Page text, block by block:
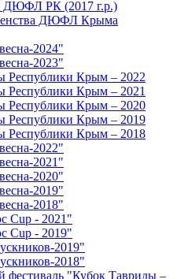
ДЮФЛ РК (2017 г.р.)
ДЮФЛ Крыма
2024"
2023"
Республики Крым – 2022
Республики Крым – 2021
Республики Крым – 2020
Республики Крым – 2019
Республики Крым – 2018
2022"
2021"
2020"
2019"
2018"
Cup - 2021"
Cup - 2019"
2019"
2018"
фестиваль "Кубок Тавриды –